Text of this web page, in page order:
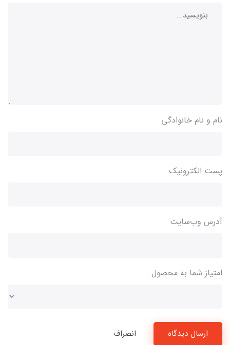
نام و نام خانوادگی
پست الکترونیک
آدرس وب‌سایت
امتیاز شما به محصول
ارسال دیدگاه انصراف